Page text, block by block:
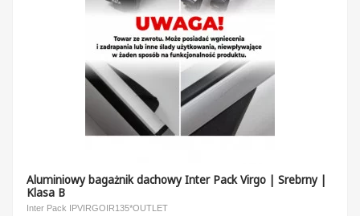
Aluminiowy bagażnik dachowy Inter Pack Virgo | Srebrny |
Klasa B
Inter Pack IPVIRGOIR135*OUTLET